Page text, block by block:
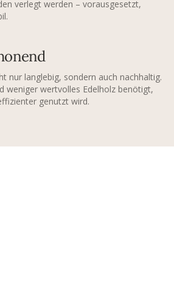
verlegt werden – vorausgesetzt,
nur langlebig, sondern auch nachhaltig.
weniger wertvolles Edelholz benötigt,
genutzt wird.